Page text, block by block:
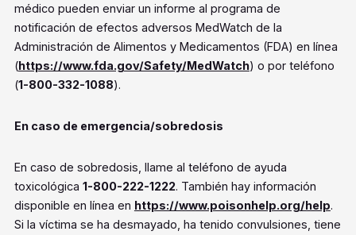
médico pueden enviar un informe al programa de
notificación de efectos adversos MedWatch de la
Administración de Alimentos y Medicamentos (FDA) en línea
(https://www.fda.gov/Safety/MedWatch) o por teléfono
(1-800-332-1088).
En caso de emergencia/sobredosis
En caso de sobredosis, llame al teléfono de ayuda
toxicológica 1-800-222-1222. También hay información
disponible en línea en https://www.poisonhelp.org/help.
Si la víctima se ha desmayado, ha tenido convulsiones, tiene